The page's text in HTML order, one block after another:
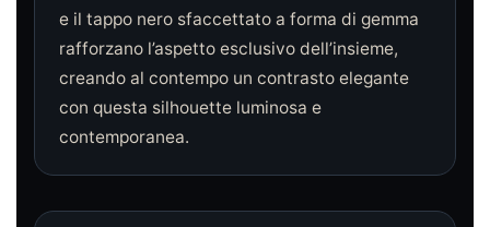
e il tappo nero sfaccettato a forma di gemma
rafforzano l’aspetto esclusivo dell’insieme,
creando al contempo un contrasto elegante
con questa silhouette luminosa e
contemporanea.